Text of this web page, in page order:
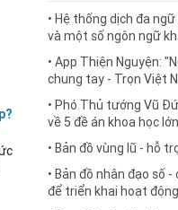
• Hệ thống dịch đa
và một số ngôn ngữ
• App Thiện Nguyện:
chung tay - Trọn Việt
• Phó Thủ tướng Vũ
về 5 đề án khoa học lớn
• Bản đồ vùng lũ - hỗ
• Bản đồ nhân đạo số
để triển khai hoạt